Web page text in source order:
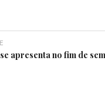
apresenta no fim de